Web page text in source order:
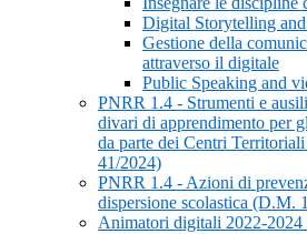
Digital Storytelling
Gestione della
attraverso il digitale
Public Speaking and
PNRR 1.4 - Strumenti e
divari di apprendimento per
da parte dei Centri
41/2024)
PNRR 1.4 - Azioni di
dispersione scolastica (D.M.
Animatori digitali 2022-